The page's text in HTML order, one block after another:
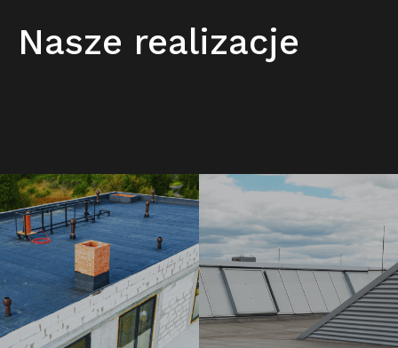
Nasze realizacje